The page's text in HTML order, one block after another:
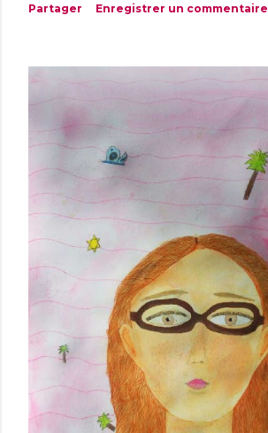
Partager Enregistrer un commentaire